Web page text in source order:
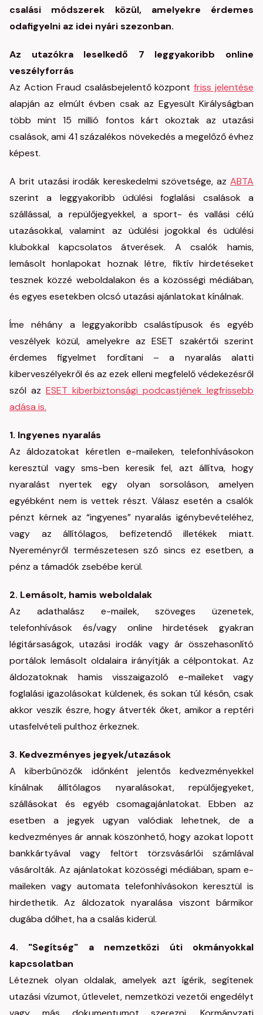
csalási módszerek közül, amelyekre érdemes
odafigyelni az idei nyári szezonban.
Az utazókra leselkedő 7 leggyakoribb online
veszélyforrás
Az Action Fraud csalásbejelentő központfriss jelentése
alapján az elmúlt évben csak az Egyesült Királyságban
több mint 15 millió fontos kárt okoztak az utazási
csalások, ami 41 százalékos növekedés a megelőző évhez
képest.
A brit utazási irodák kereskedelmi szövetsége, az ABTA
szerint a leggyakoribb üdülési foglalási csalások a
szállással, a repülőjegyekkel, a sport- és vallási célú
utazásokkal, valamint az üdülési jogokkal és üdülési
klubokkal kapcsolatos átverések. A csalók hamis,
lemásolt honlapokat hoznak létre, fiktív hirdetéseket
tesznek közzé weboldalakon és a közösségi médiában,
és egyes esetekben olcsó utazási ajánlatokat kínálnak.
Íme néhány a leggyakoribb csalástípusok és egyéb
veszélyek közül, amelyekre az ESET szakértői szerint
érdemes figyelmet fordítani – a nyaralás alatti
kiberveszélyekről és az ezek elleni megfelelő védekezésről
szól az ESET kiberbiztonsági podcastjének legfrissebb
adása is.
1. Ingyenes nyaralás
Az áldozatokat kéretlen e-maileken, telefonhívásokon
keresztül vagy sms-ben keresik fel, azt állítva, hogy
nyaralást nyertek egy olyan sorsoláson, amelyen
egyébként nem is vettek részt. Válasz esetén a csalók
pénzt kérnek az “ingyenes” nyaralás igénybevételéhez,
vagy az állítólagos, befizetendő illetékek miatt.
Nyereményről természetesen szó sincs ez esetben, a
pénz a támadók zsebébe kerül.
2. Lemásolt, hamis weboldalak
Az adathalász e-mailek, szöveges üzenetek,
telefonhívások és/vagy online hirdetések gyakran
légitársaságok, utazási irodák vagy ár összehasonlító
portálok lemásolt oldalaira irányítják a célpontokat. Az
áldozatoknak hamis visszaigazoló e-maileket vagy
foglalási igazolásokat küldenek, és sokan túl későn, csak
akkor veszik észre, hogy átverték őket, amikor a reptéri
utasfelvételi pulthoz érkeznek.
3. Kedvezményes jegyek/utazások
A kiberbűnözők időnként jelentős kedvezményekkel
kínálnak állítólagos nyaralásokat, repülőjegyeket,
szállásokat és egyéb csomagajánlatokat. Ebben az
esetben a jegyek ugyan valódiak lehetnek, de a
kedvezményes ár annak köszönhető, hogy azokat lopott
bankkártyával vagy feltört törzsvásárlói számlával
vásárolták. Az ajánlatokat közösségi médiában, spam e-
maileken vagy automata telefonhívásokon keresztül is
hirdethetik. Az áldozatok nyaralása viszont bármikor
dugába dőlhet, ha a csalás kiderül.
4. "Segítség" a nemzetközi úti okmányokkal
kapcsolatban
Léteznek olyan oldalak, amelyek azt ígérik, segítenek
utazási vízumot, útlevelet, nemzetközi vezetői engedélyt